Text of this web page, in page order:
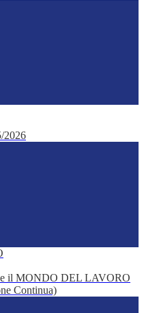
2026
il MONDO DEL LAVORO
Continua)